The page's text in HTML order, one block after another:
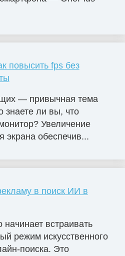
повысить fps без
— привычная тема
знаете ли вы, что
Увеличение
экрана обеспечив...
в поиск ИИ в
начинает встраивать
режим искусственного
поиска. Это